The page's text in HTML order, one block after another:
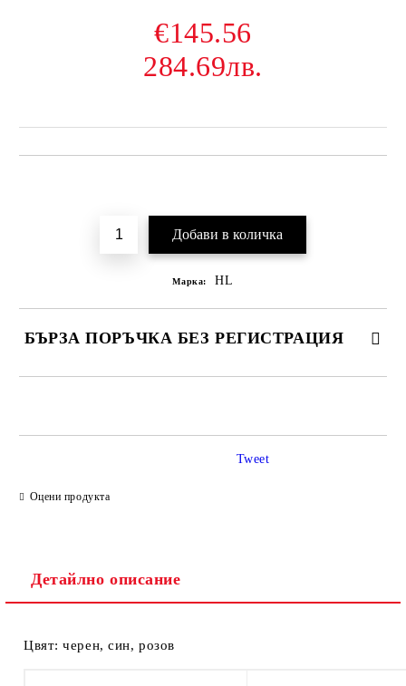
€145.56
284.69лв.
Марка: HL
БЪРЗА ПОРЪЧКА БЕЗ РЕГИСТРАЦИЯ
Оцени продукта
Tweet
Детайлно описание
Цвят: черен, син, розов